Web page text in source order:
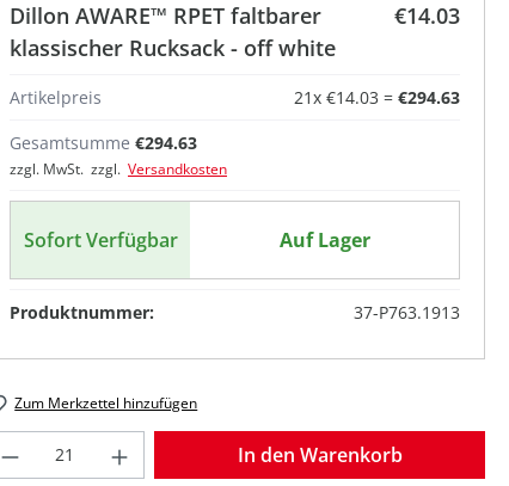
Dillon AWARE™ RPET faltbarer
klassischer Rucksack - off white
€14.03
Artikelpreis 21x €14.03 = €294.63
Gesamtsumme €294.63
zzgl. MwSt. zzgl. Versandkosten
Sofort Verfügbar Auf Lager
Produktnummer: 37-P763.1913
Zum Merkzettel hinzufügen
Produkt Anzahl: Gib denIn den Warenkorb